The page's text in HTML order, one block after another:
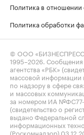
Политика в
Политика обработки
© ООО
1995–2026 .
агентства «РБК»
массовой информации
по надзору в сфере
и массовых
за номером ИА №ФС77-
(свидетельство о
выдано Федеральной
информационных
(Роскомнадзор)